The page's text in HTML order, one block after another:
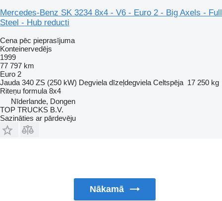
Mercedes-Benz SK 3234 8x4 - V6 - Euro 2 - Big Axels - Full
Steel - Hub reducti
Cena pēc pieprasījuma
Konteinervedējs
1999
77 797 km
Euro 2
Jauda 340 ZS (250 kW) Degviela dīzeļdegviela Celtspēja 17 250 kg
Riteņu formula 8x4
Nīderlande, Dongen
TOP TRUCKS B.V.
Sazināties ar pārdevēju
Nākamā